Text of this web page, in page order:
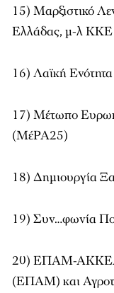
15) Μαρξιστικό
Ελλάδας, μ-λ ΚΚΕ
16) Λαϊκή Ενότητα
17) Μέτωπο
(ΜέΡΑ25)
18) Δημιουργία
19) Συν…φωνία
20) ΕΠΑΜ-
(ΕΠΑΜ) και